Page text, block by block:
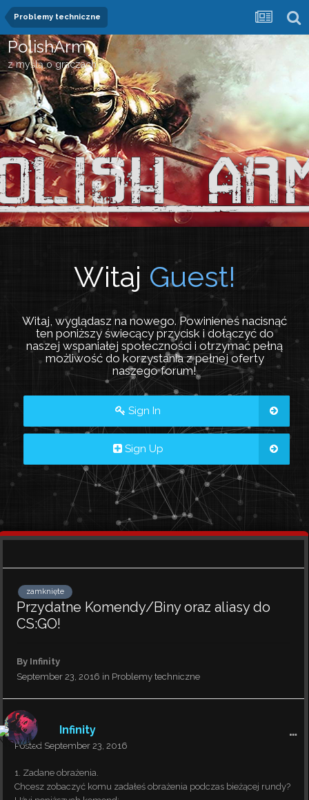
Problemy techniczne
PolishArmy
z myślą o graczach
Witaj Guest!
Witaj, wyglądasz na nowego. Powinieneś nacisnąć
ten poniższy świecący przycisk i dołączyć do
naszej wspaniałej społeczności i otrzymać pełną
możliwość do korzystania z pełnej oferty
naszego forum!
Sign In
Sign Up
zamknięte
Przydatne Komendy/Biny oraz aliasy do
CS:GO!
By Infinity
September 23, 2016 in Problemy techniczne
Infinity
Posted September 23, 2016
1. Zadane obrażenia.
Chcesz zobaczyć komu zadałeś obrażenia podczas bieżącej rundy?